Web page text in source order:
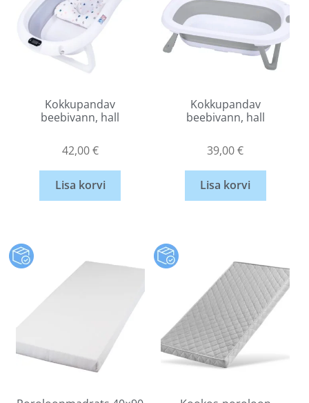
Kokkupandav
beebivann, hall
42,00€
Lisa korvi
Kokkupandav
beebivann, hall
39,00€
Lisa korvi